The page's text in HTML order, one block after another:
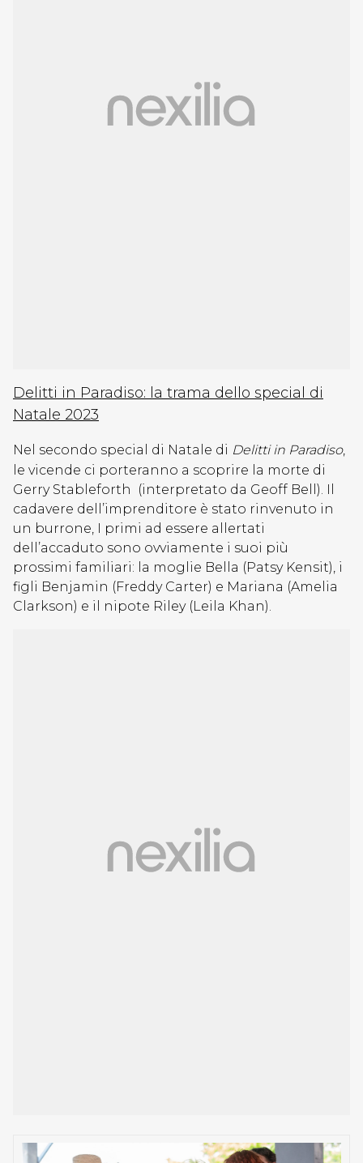
Delitti in Paradiso: la trama dello special di
Natale 2023
Nel secondo special di Natale di Delitti in Paradiso,
le vicende ci porteranno a scoprire la morte di
Gerry Stableforth (interpretato da Geoff Bell). Il
cadavere dell’imprenditore è stato rinvenuto in
un burrone, I primi ad essere allertati
dell’accaduto sono ovviamente i suoi più
prossimi familiari: la moglie Bella (Patsy Kensit), i
figli Benjamin (Freddy Carter) e Mariana (Amelia
Clarkson) e il nipote Riley (Leila Khan).